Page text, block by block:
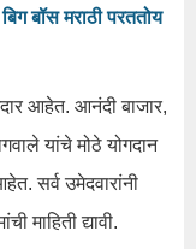
बॉस मराठी परततोय
आहेत. आनंदी बाजार,
यांचे मोठे योगदान
सर्व उमेदवारांनी
माहिती द्यावी.